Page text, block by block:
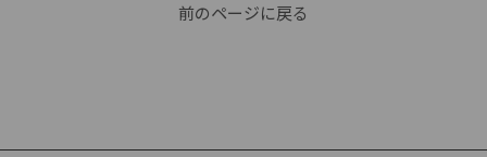
前のページに戻る